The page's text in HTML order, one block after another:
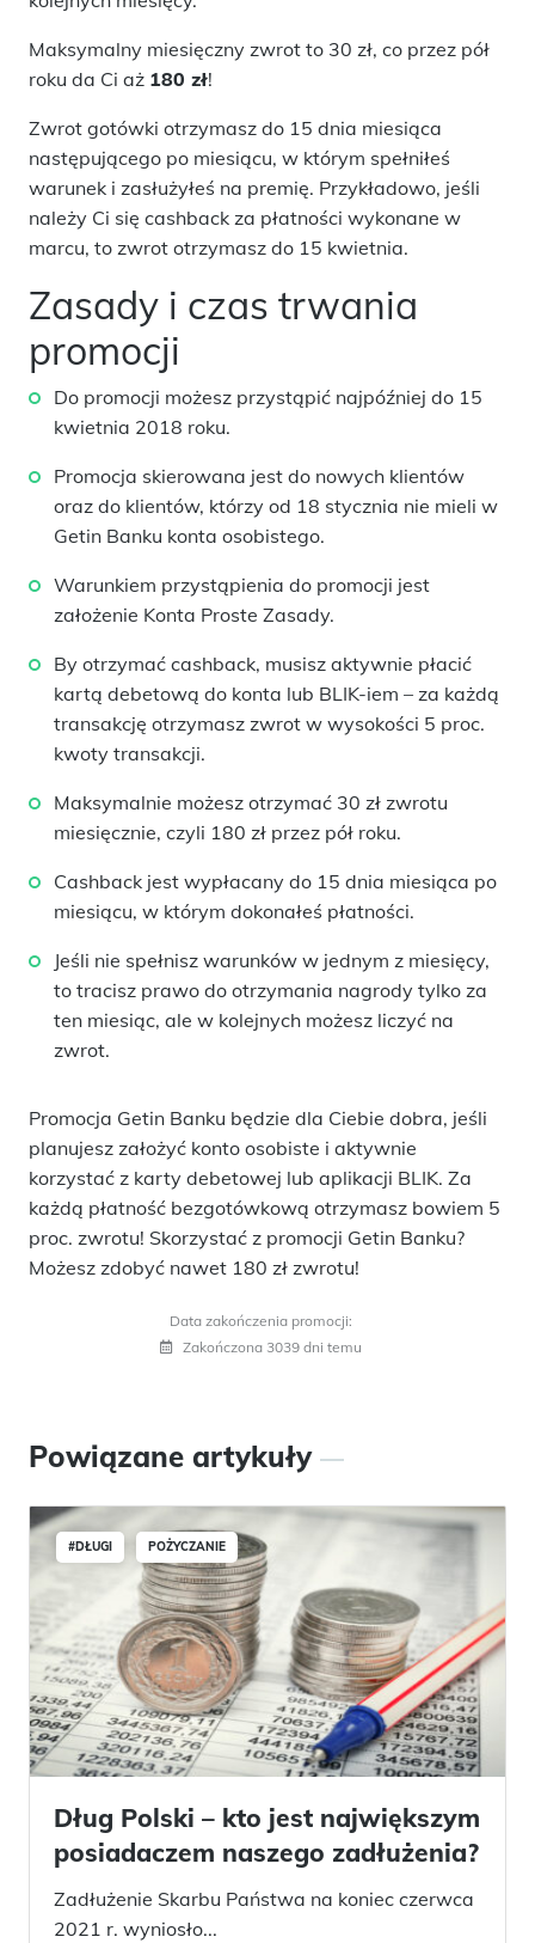
Maksymalny miesięczny zwrot to 30 zł, co przez pół
roku da Ci aż 180 zł!
Zwrot gotówki otrzymasz do 15 dnia miesiąca
następującego po miesiącu, w którym spełniłeś
warunek i zasłużyłeś na premię. Przykładowo, jeśli
należy Ci się cashback za płatności wykonane w
marcu, to zwrot otrzymasz do 15 kwietnia.
Zasady i czas trwania
promocji
Do promocji możesz przystąpić najpóźniej do 15
kwietnia 2018 roku.
Promocja skierowana jest do nowych klientów
oraz do klientów, którzy od 18 stycznia nie mieli w
Getin Banku konta osobistego.
Warunkiem przystąpienia do promocji jest
założenie Konta Proste Zasady.
By otrzymać cashback, musisz aktywnie płacić
kartą debetową do konta lub BLIK-iem – za każdą
transakcję otrzymasz zwrot w wysokości 5 proc.
kwoty transakcji.
Maksymalnie możesz otrzymać 30 zł zwrotu
miesięcznie, czyli 180 zł przez pół roku.
Cashback jest wypłacany do 15 dnia miesiąca po
miesiącu, w którym dokonałeś płatności.
Jeśli nie spełnisz warunków w jednym z miesięcy,
to tracisz prawo do otrzymania nagrody tylko za
ten miesiąc, ale w kolejnych możesz liczyć na
zwrot.
Promocja Getin Banku będzie dla Ciebie dobra, jeśli
planujesz założyć konto osobiste i aktywnie
korzystać z karty debetowej lub aplikacji BLIK. Za
każdą płatność bezgotówkową otrzymasz bowiem 5
proc. zwrotu! Skorzystać z promocji Getin Banku?
Możesz zdobyć nawet 180 zł zwrotu!
Data zakończenia promocji:
Zakończona 3039 dni temu
Powiązane artykuły
#DŁUGI POŻYCZANIE
Dług Polski – kto jest największym
posiadaczem naszego zadłużenia?
Zadłużenie Skarbu Państwa na koniec czerwca
2021 r. wyniosło...